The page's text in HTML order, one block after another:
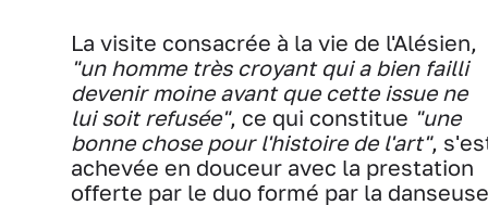
La visite consacrée à la vie de l'Alésien,
"un homme très croyant qui a bien failli
devenir moine avant que cette issue ne
lui soit refusée", ce qui constitue "une
bonne chose pour l'histoire de l'art",
achevée en douceur avec la prestation
offerte par le duo formé par la danseuse